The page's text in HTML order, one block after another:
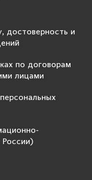
достоверность и
по договорам
лицами
России)